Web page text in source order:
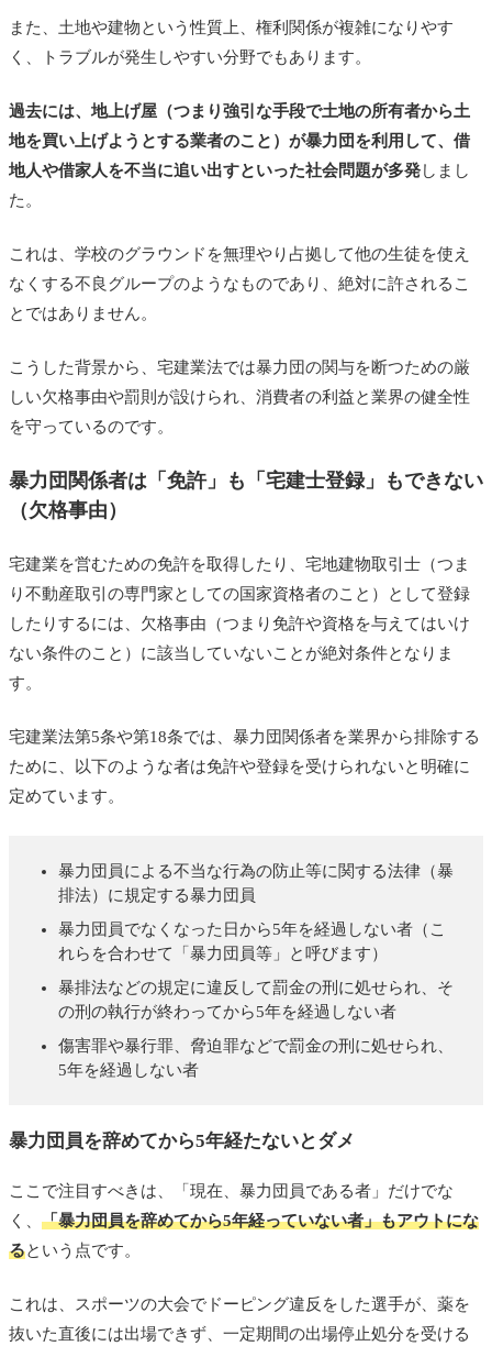
また、土地や建物という性質上、権利関係が複雑になりやす
く、トラブルが発生しやすい分野でもあります。
過去には、地上げ屋（つまり強引な手段で土地の所有者から土
地を買い上げようとする業者のこと）が暴力団を利用して、借
地人や借家人を不当に追い出すといった社会問題が多発しまし
た。
これは、学校のグラウンドを無理やり占拠して他の生徒を使え
なくする不良グループのようなものであり、絶対に許されるこ
とではありません。
こうした背景から、宅建業法では暴力団の関与を断つための厳
しい欠格事由や罰則が設けられ、消費者の利益と業界の健全性
を守っているのです。
暴力団関係者は「免許」も「宅建士登録」もできない
（欠格事由）
宅建業を営むための免許を取得したり、宅地建物取引士（つま
り不動産取引の専門家としての国家資格者のこと）として登録
したりするには、欠格事由（つまり免許や資格を与えてはいけ
ない条件のこと）に該当していないことが絶対条件となりま
す。
宅建業法第5条や第18条では、暴力団関係者を業界から排除する
ために、以下のような者は免許や登録を受けられないと明確に
定めています。
暴力団員による不当な行為の防止等に関する法律（暴
排法）に規定する暴力団員
暴力団員でなくなった日から5年を経過しない者（こ
れらを合わせて「暴力団員等」と呼びます）
暴排法などの規定に違反して罰金の刑に処せられ、そ
の刑の執行が終わってから5年を経過しない者
傷害罪や暴行罪、脅迫罪などで罰金の刑に処せられ、
5年を経過しない者
暴力団員を辞めてから5年経たないとダメ
ここで注目すべきは、「現在、暴力団員である者」だけでな
く、 「暴力団員を辞めてから5年経っていない者」もアウトにな
るという点です。
これは、スポーツの大会でドーピング違反をした選手が、薬を
抜いた直後には出場できず、一定期間の出場停止処分を受ける